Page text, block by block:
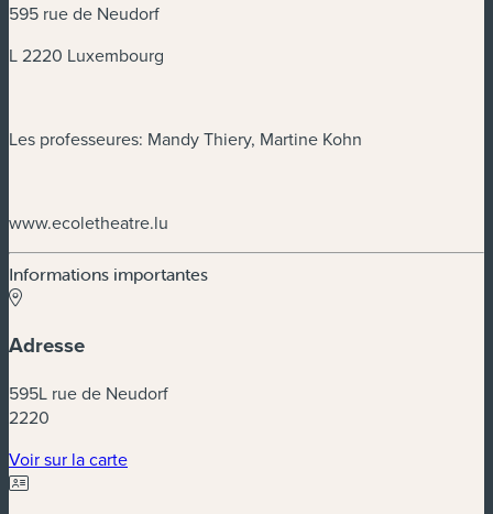
595 rue de Neudorf
L 2220 Luxembourg
Les professeures: Mandy Thiery, Martine Kohn
www.ecoletheatre.lu
Informations importantes
Adresse
595L rue de Neudorf
2220
Voir sur la carte(nouvelle fenêtre)